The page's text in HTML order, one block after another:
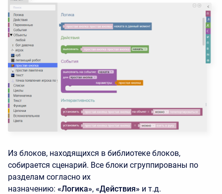
Из блоков, находящихся в библиотеке блоков,
собирается сценарий. Все блоки сгруппированы по
разделам согласно их
назначению: «Логика», «Действия» и т.д.